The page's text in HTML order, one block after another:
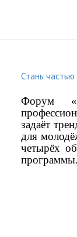
Стань
Форум
задаёт
для
четырёх
программы.